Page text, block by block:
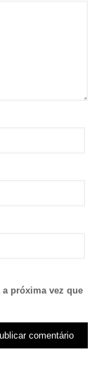
próxima vez que